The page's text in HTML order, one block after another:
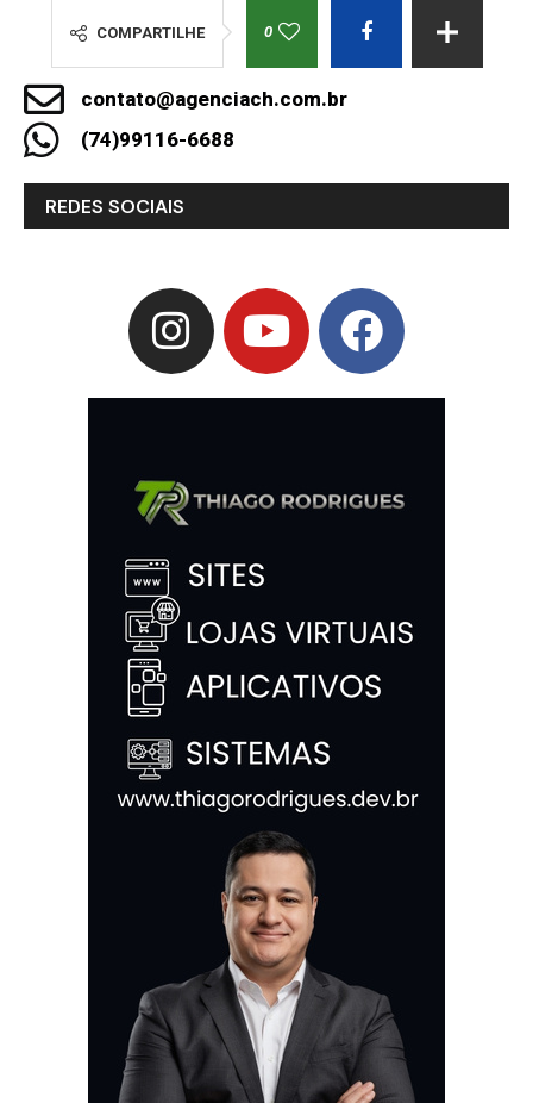
COMPARTILHE 0
contato@agenciach.com.br
(74)99116-6688
REDES SOCIAIS